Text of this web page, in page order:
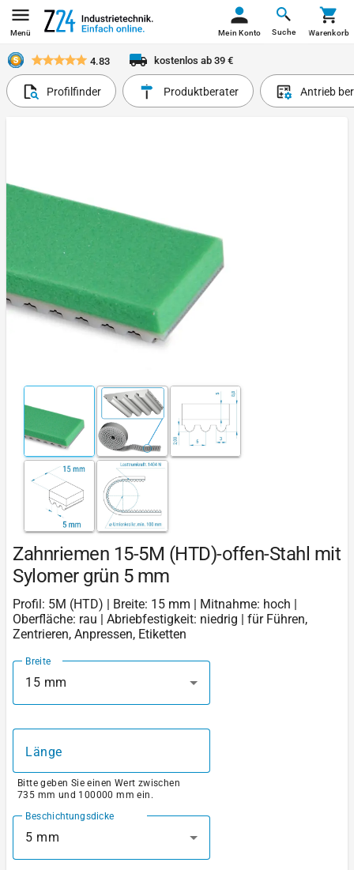
Menü Suche
Mein Konto Warenkorb
4.83 kostenlos ab 39 €
Profilfinder Produktberater Antrieb
Zahnriemen 15-5M (HTD)-offen-Stahl mit
Sylomer grün 5 mm
Profil: 5M (HTD) | Breite: 15 mm | Mitnahme: hoch |
Oberfläche: rau | Abriebfestigkeit: niedrig | für Führen,
Zentrieren, Anpressen, Etiketten
Breite
15 mm
Länge
Bitte geben Sie einen Wert zwischen
735 mm und 100000 mm ein.
Beschichtungsdicke
5 mm